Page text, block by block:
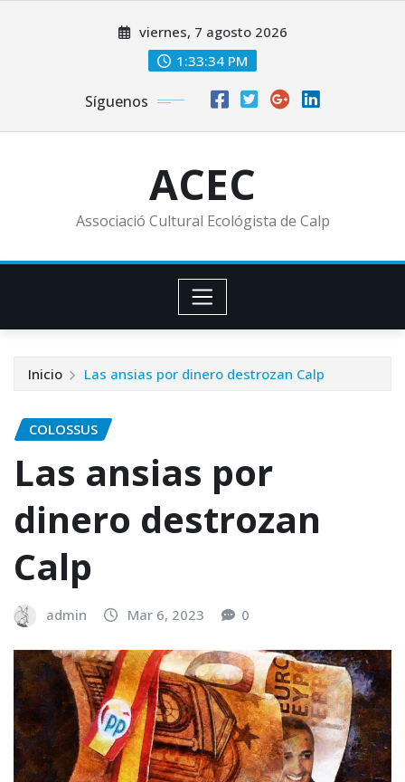
viernes, 7 agosto 2026
1:33:35 PM
Síguenos
ACEC
Associació Cultural Ecológista de Calp
Inicio Las ansias por dinero destrozan Calp
COLOSSUS
Las ansias por
dinero destrozan
Calp
admin Mar 6, 2023 0